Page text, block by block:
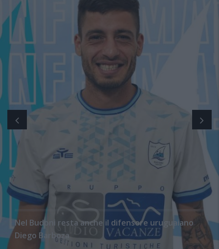
Nel Budoni resta anche il difensore uruguaiano
Diego Barboza